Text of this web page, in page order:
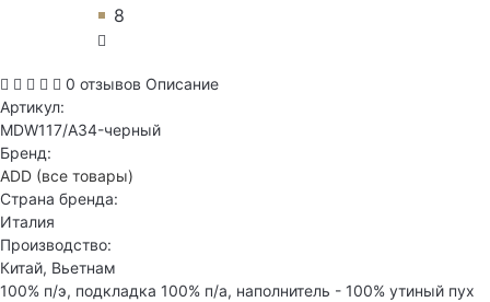
8
0 отзывов Описание
Артикул:
MDW117/A34-черный
Бренд:
ADD (все товары)
Страна бренда:
Италия
Производство:
Китай, Вьетнам
100% п/э, подкладка 100% п/а, наполнитель - 100% утиный пух